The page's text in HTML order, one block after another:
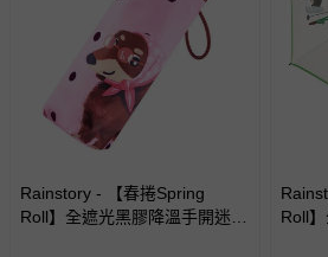
-新生兒親膚衣物（嬰幼兒包巾
褲、紗布衣等）。
-接觸性孕哺產品（奶嘴、奶瓶
帶束縛衣、餐搖椅等）。
-其他原廠盒裝商品封口處已貼
示字句等說明貼紙、封條者。
Rainstory - 【春捲Spring
Roll】全遮光黑膠降溫手開迷你
Roll